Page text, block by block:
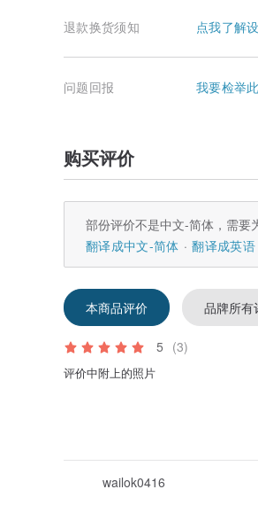
退款换货须知 点我了解
问题回报 我要检举
购买评价
部份评价不是中文-简体，需要
翻译成中文-简体
翻译成英语
本商品评价 品牌所有
5 (3)
评价中附上的照片
wailok0416